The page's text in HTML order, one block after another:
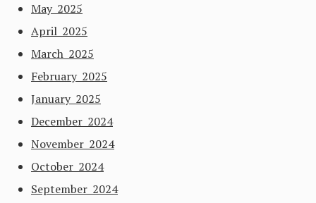
May 2025
April 2025
March 2025
February 2025
January 2025
December 2024
November 2024
October 2024
September 2024